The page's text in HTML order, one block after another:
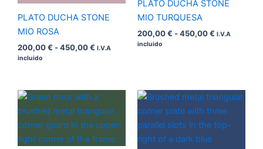
PLATO DUCHA STONE
MIO ROSA
200,00€ -450,00€ I.V.A
incluido
PLATO DUCHA STONE
MIO TURQUESA
200,00€ -450,00€ I.V.A
incluido
Rango
precios:
desde
200,00 €
hasta
Rango
precios:
desde